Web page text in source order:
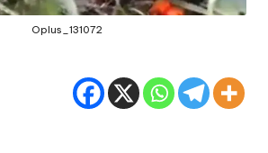
Oplus_131072